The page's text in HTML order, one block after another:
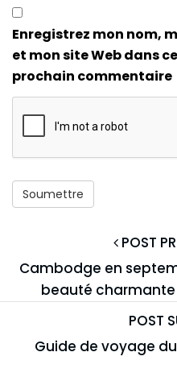
Enregistrez mon nom,
et mon site Web dans
prochain commentaire
POST
Cambodge en
beauté
POST
Guide de voyage